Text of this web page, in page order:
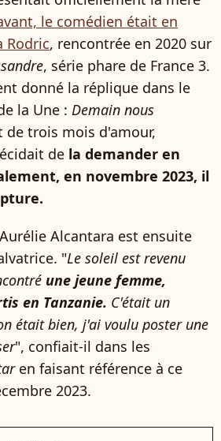
le comédien était en
Rodric, rencontrée en 2020 sur
, série phare de France 3.
donné la réplique dans le
la Une : Demain nous
de trois mois d'amour,
de la demander en
en novembre 2023, il
Alcantara est ensuite
"Le soleil est revenu
une jeune femme,
en Tanzanie. C'était un
était bien, j'ai voulu poster une
", confiait-il dans les
en faisant référence à ce
2023.